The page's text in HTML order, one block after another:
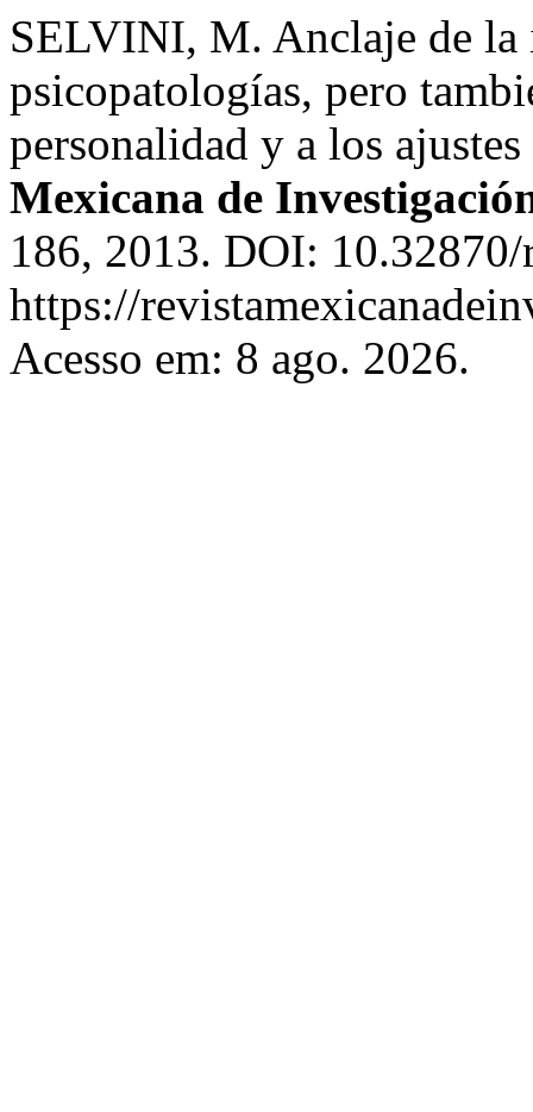
SELVINI, M. Anclaje de la
psicopatologías, pero
personalidad y a los
Mexicana de
186, 2013. DOI:
https://
Acesso em: 8 ago. 2026.